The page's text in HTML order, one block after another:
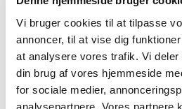
Vi bruger cookies til at tilpasse
annoncer, til at vise dig
at analysere vores trafik. Vi
din brug af vores hjemmeside
for sociale medier,
analysepartnere. Vores partnere
Lægemiddelstyrelsen opfordrer
ansøge om
Årets fokus ved inspektioner
|7. januar 2025|